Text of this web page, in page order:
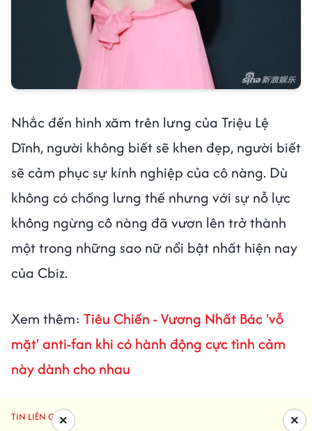
Nhắc đến hình xăm trên lưng của Triệu Lệ
Dĩnh, người không biết sẽ khen đẹp, người biết
sẽ cảm phục sự kính nghiệp của cô nàng. Dù
không có chống lưng thế nhưng với sự nỗ lực
không ngừng cô nàng đã vươn lên trở thành
một trong những sao nữ nổi bật nhất hiện nay
của Cbiz.
Xem thêm: Tiêu Chiến - Vương Nhất Bác 'vỗ
mặt' anti-fan khi có hành động cực tình cảm
này dành cho nhau
TIN LIÊN QUAN ×
×